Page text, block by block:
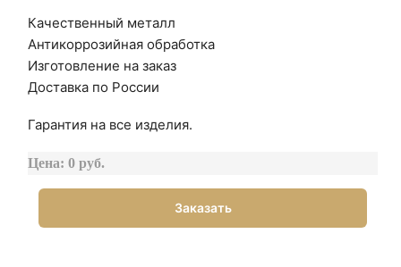
Качественный металл
Антикоррозийная обработка
Изготовление на заказ
Доставка по России
Гарантия на все изделия.
Цена: 0 руб.
Заказать